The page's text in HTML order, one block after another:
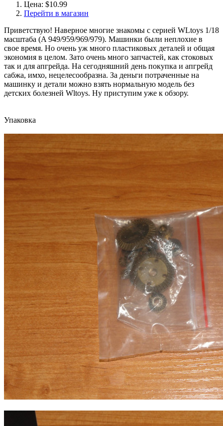
Цена: $10.99
Перейти в магазин
Приветствую! Наверное многие знакомы с серией WLtoys 1/18
масштаба (A 949/959/969/979). Машинки были неплохие в
свое время. Но очень уж много пластиковых деталей и общая
экономия в целом. Зато очень много запчастей, как стоковых
так и для апгрейда. На сегодняшний день покупка и апгрейд
сабжа, имхо, нецелесообразна. За деньги потраченные на
машинку и детали можно взять нормальную модель без
детских болезней Wltoys. Ну приступим уже к обзору.
Упаковка